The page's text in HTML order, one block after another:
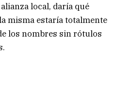
local, daría qué
misma estaría totalmente
los nombres sin rótulos